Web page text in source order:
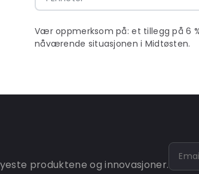
Vær oppmerksom på: et tillegg på 6
nåværende situasjonen i Midtøsten.
produktene og innovasjoner.